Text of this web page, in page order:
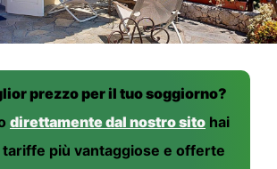
prezzo per il tuo soggiorno?
direttamente dal nostro sito hai
più vantaggiose e offerte